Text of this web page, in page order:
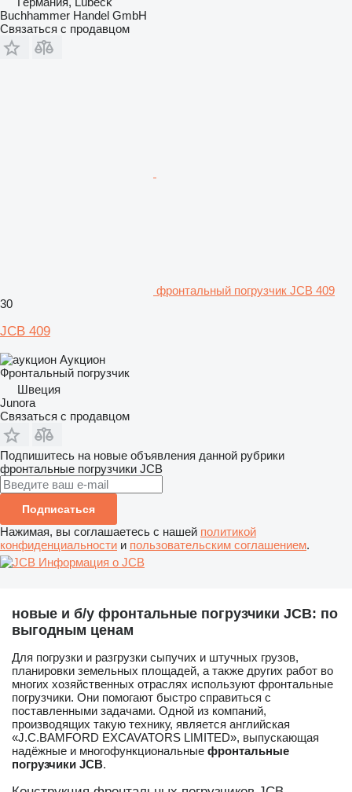
Buchhammer Handel GmbH
Связаться с продавцом
фронтальный погрузчик JCB 409
30
JCB 409
Аукцион
Фронтальный погрузчик
Швеция
Junora
Связаться с продавцом
Подпишитесь на новые объявления данной рубрики
фронтальные погрузчики JCB
Подписаться
Нажимая, вы соглашаетесь с нашей политикой
конфиденциальности и пользовательским соглашением.
Информация о JCB
новые и б/у фронтальные погрузчики JCB: по
выгодным ценам
Для погрузки и разгрузки сыпучих и штучных грузов,
планировки земельных площадей, а также других работ во
многих хозяйственных отраслях используют фронтальные
погрузчики. Они помогают быстро справиться с
поставленными задачами. Одной из компаний,
производящих такую технику, является английская
«J.C.BAMFORD EXCAVATORS LIMITED», выпускающая
надёжные и многофункциональные фронтальные
погрузчики JCB.